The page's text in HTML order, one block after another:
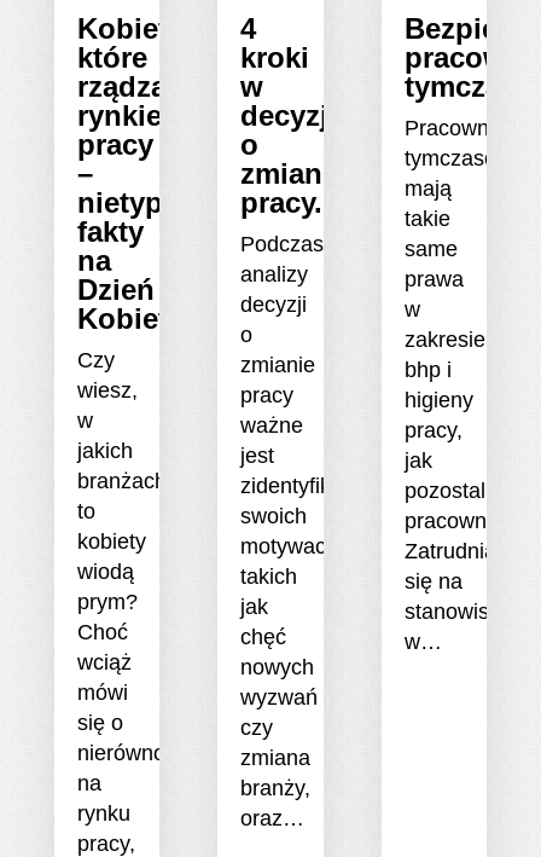
Kobiety,
które
rządzą
rynkiem
pracy
–
nietypowe
fakty
na
Dzień
Kobiet
Czy
wiesz,
w
jakich
branżach
to
kobiety
wiodą
prym?
Choć
wciąż
mówi
się o
nierównościach
na
rynku
pracy,
4
kroki
w
decyzji
o
zmianie
pracy.
Podczas
analizy
decyzji
o
zmianie
pracy
ważne
jest
zidentyfikowanie
swoich
motywacji,
takich
jak
chęć
nowych
wyzwań
czy
zmiana
branży,
oraz…
Pracownicy
tymczasowi
mają
takie
same
prawa
w
zakresie
bhp i
higieny
pracy,
jak
pozostali
pracownicy.
Zatrudniając
się na
stanowisko
w…